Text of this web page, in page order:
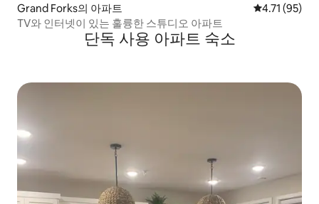
Grand Forks의 아파트 평점 4.71점
4.71 (95)
TV와 인터넷이 있는 훌륭한 스튜디오 아파트
단독 사용 아파트 숙소